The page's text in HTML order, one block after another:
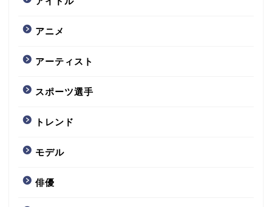
アニメ
アーティスト
スポーツ選手
トレンド
モデル
俳優